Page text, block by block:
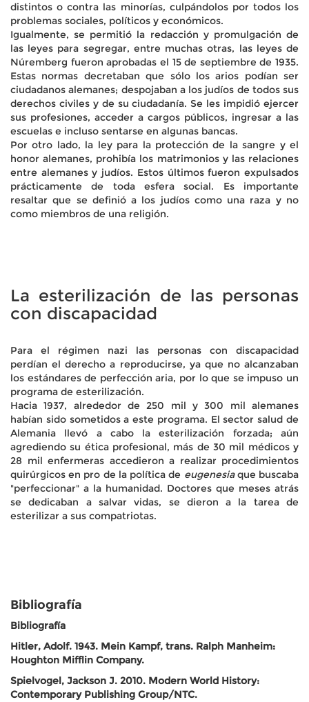
distintos o contra las minorías, culpándolos por todos los
problemas sociales, políticos y económicos.
Igualmente, se permitió la redacción y promulgación de
las leyes para segregar, entre muchas otras, las leyes de
Núremberg fueron aprobadas el 15 de septiembre de 1935.
Estas normas decretaban que sólo los arios podían ser
ciudadanos alemanes; despojaban a los judíos de todos sus
derechos civiles y de su ciudadanía. Se les impidió ejercer
sus profesiones, acceder a cargos públicos, ingresar a las
escuelas e incluso sentarse en algunas bancas.
Por otro lado, la ley para la protección de la sangre y el
honor alemanes, prohibía los matrimonios y las relaciones
entre alemanes y judíos. Estos últimos fueron expulsados
prácticamente de toda esfera social. Es importante
resaltar que se definió a los judíos como una raza y no
como miembros de una religión.
La esterilización de las personas
con discapacidad
Para el régimen nazi las personas con discapacidad
perdían el derecho a reproducirse, ya que no alcanzaban
los estándares de perfección aria, por lo que se impuso un
programa de esterilización.
Hacia 1937, alrededor de 250 mil y 300 mil alemanes
habían sido sometidos a este programa. El sector salud de
Alemania llevó a cabo la esterilización forzada; aún
agrediendo su ética profesional, más de 30 mil médicos y
28 mil enfermeras accedieron a realizar procedimientos
quirúrgicos en pro de la política de eugenesiaque buscaba
"perfeccionar" a la humanidad. Doctores que meses atrás
se dedicaban a salvar vidas, se dieron a la tarea de
esterilizar a sus compatriotas.
Bibliografía
Bibliografía
Hitler, Adolf. 1943. Mein Kampf, trans. Ralph Manheim:
Houghton Mifflin Company.
Spielvogel, Jackson J. 2010. Modern World History:
Contemporary Publishing Group/NTC.